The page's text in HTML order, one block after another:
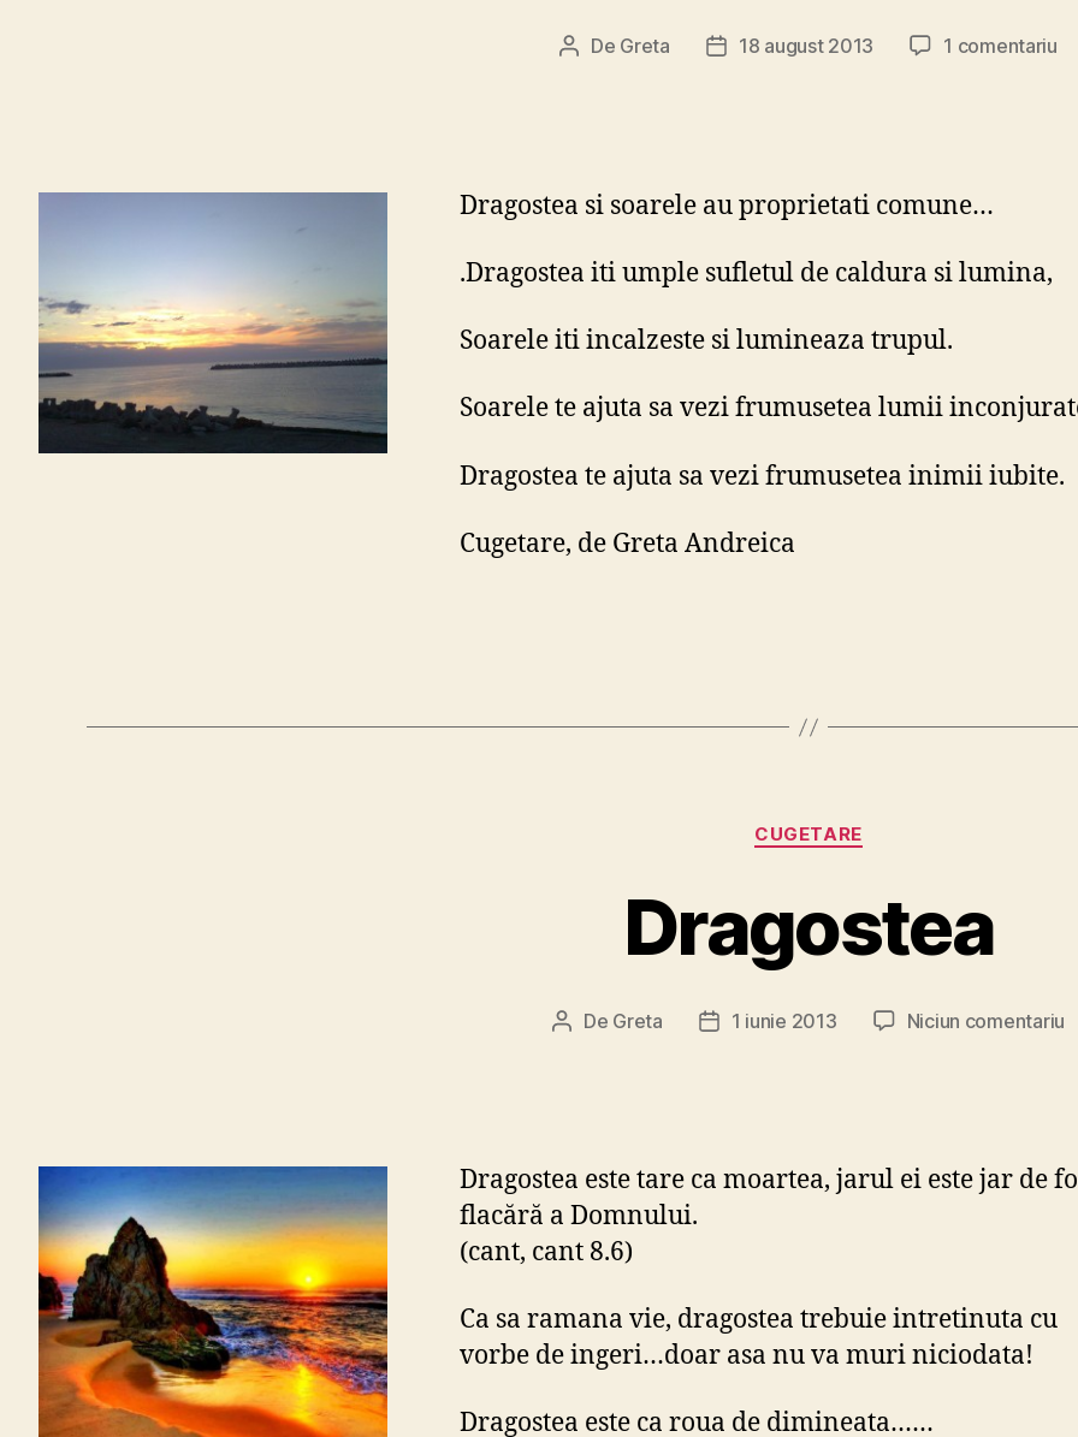
Autor
De Greta
Dată18 august 2013 1 comentariula
Dragostea si soarele au proprietati comune…
.Dragostea iti umple sufletul de caldura si lumina,
Soarele iti incalzeste si lumineaza trupul.
Soarele te ajuta sa vezi frumusetea lumii
Dragostea te ajuta sa vezi frumusetea inimii iubite.
Cugetare, de Greta Andreica
Categorii
CUGETARE
Dragostea
Autor
De Greta
Dată1 iunie 2013 Niciun comentariu
Dragostea este tare ca moartea, jarul ei este jar de
flacără a Domnului.
(cant, cant 8.6)
Ca sa ramana vie, dragostea trebuie intretinuta cu
vorbe de ingeri…doar asa nu va muri niciodata!
Dragostea este ca roua de dimineata……